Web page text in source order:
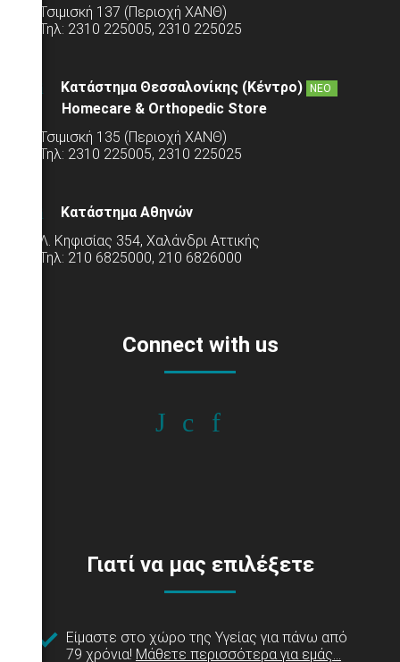
Τσιμισκή 137 (Περιοχή ΧΑΝΘ)
Τηλ: 2310 225005, 2310 225025
Κατάστημα Θεσσαλονίκης (Κέντρο) ΝΕΟ
Homecare & Orthopedic Store
Τσιμισκή 135 (Περιοχή ΧΑΝΘ)
Τηλ: 2310 225005, 2310 225025
Κατάστημα Αθηνών
Λ. Κηφισίας 354, Χαλάνδρι Αττικής
Τηλ: 210 6825000, 210 6826000
Connect with us
Γιατί να μας επιλέξετε
Είμαστε στο χώρο της Υγείας για πάνω από
79 χρόνια! Μάθετε περισσότερα για εμάς...